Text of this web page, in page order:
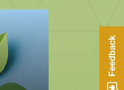
Feedback